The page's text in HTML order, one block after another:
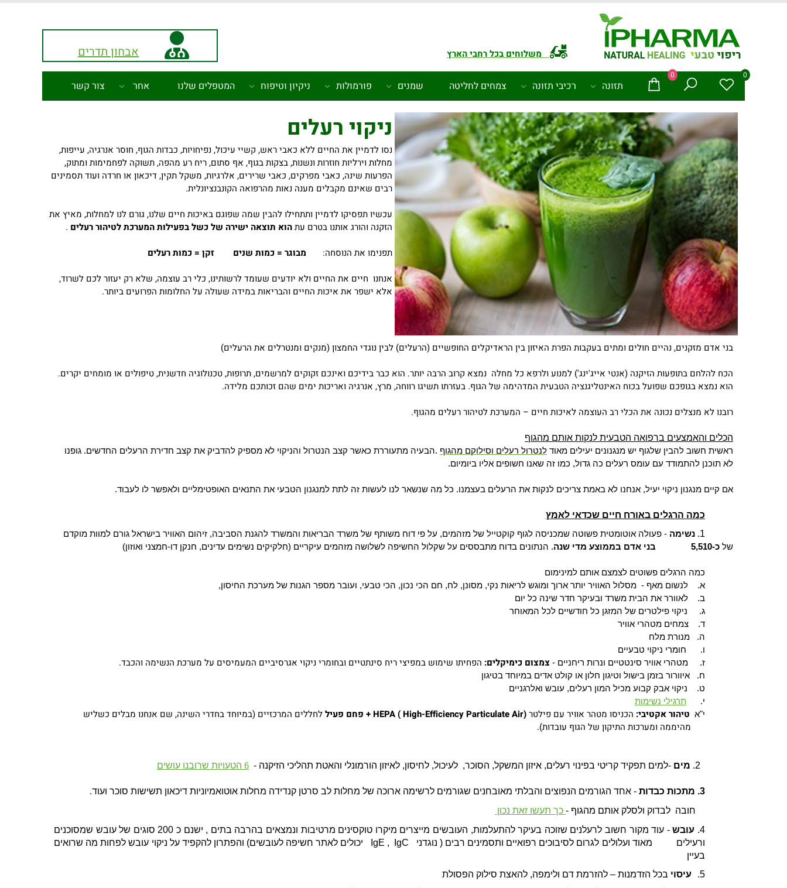
משלוחים בכל רחבי הארץ אבחון תדרים
0
0
תזונה רכיבי תזונה צמחים לחליטה שמנים פורמולות ניקיון וטיפוח המטפלים שלנו אחר צור קשר
ניקוי רעלים
נסו לדמיין את החיים ללא כאבי ראש, קשיי עיכול, נפיחויות, כבדות הגוף, חוסר אנרגיה, עייפות,
מחלות וירליות חוזרות ונשנות, בצקות בגוף, אף סתום, ריח רע מהפה, תשוקה לפחמימות ומתוק,
הפרעות שינה, כאבי מפרקים, כאבי שרירים, אלרגיות, משקל תקין, דיכאון או חרדה ועוד תסמינים
רבים שאינם מקבלים מענה נאות מהרפואה הקונבנציונלית.
עכשיו תפסיקו לדמיין ותתחילו להבין שמה שפוגם באיכות חיים שלנו, גורם לנו למחלות, מאיץ את
הזקנה והורג אותנו בטרם עתהוא תוצאה ישירה של כשל בפעילות המערכת לטיהור רעלים .
תפנימו את הנוסחה: מבוגר = כמות שנים זקן = כמות רעלים
אנחנו חיים את החיים ולא יודעים שעומד לרשותינו, כלי רב עוצמה, שלא רק יעזור לכם לשרוד,
אלא ישפר את איכות החיים והבריאות במידה שעולה על החלומות הפרועים ביותר.
בני אדם מזקנים, נהיים חולים ומתים בעקבות הפרת האיזון בין הראדיקלים החופשיים (הרעלים) לבין נוגדי החמצון (מנקים ומנטרלים את הרעלים)
הכח להלחם בתופעות הזיקנה (אנטי אייג'ינג') למנוע ולרפא כל מחלה נמצא קרוב הרבה יותר. הוא כבר בידיכם ואינכם זקוקים למרשמים, תרופות, טכנולוגיה חדשנית, טיפולים או מומחים יקרים.
הוא נמצא בגופכם שפועל בכוח האינטליגנציה הטבעית המדהימה של הגוף. בעזרתו תשיגו רווחה, מרץ, אנרגיה ואריכות ימים שהם זכותכם מלידה.
רובנו לא מנצלים נכונה את הכלי רב העוצמה לאיכות חיים – המערכת לטיהור רעלים מהגוף.
הכלים והאמצעים ברפואה הטבעית לנקות אותם מהגוף
ראשית חשוב להבין שלגוף יש מנגנונים יעילים מאוד לנטרול רעלים וסילוקם מהגוף .הבעיה מתעוררת כאשר קצב הנטרול והניקוי לא מספיק להדביק את קצב חדירת הרעלים החדשים. גופנו
לא תוכנן להתמודד עם עומס רעלים כה גדול, כמו זה שאנו חשופים אליו ביומיום.
אם קיים מנגנון ניקוי יעיל, אנחנו לא באמת צריכים לנקות את הרעלים בעצמנו. כל מה שנשאר לנו לעשות זה לתת למנגנון הטבעי את התנאים האופטימליים ולאפשר לו לעבוד.
כמה הרגלים באורח חיים שכדאי לאמץ
נשימה - פעולה אוטומטית פשוטה שמכניסה לגוף קוקטייל של מזהמים, על פי דוח משותף של משרד הבריאות והמשרד להגנת הסביבה, זיהום האוויר בישראל גורם למוות מוקדם
של כ-5,510 בני אדם בממוצע מדי שנה . הנתונים בדוח מתבססים על שקלול החשיפה לשלושה מזהמים עיקריים (חלקיקים נשימים עדינים, חנקן דו-חמצני ואוזון)
כמה הרגלים פשוטים לצמצם אותם למינימום
א.
לנשום מאף - מסלול האוויר יותר ארוך ומוגש לריאות נקי, מסונן, לח, חם הכי נכון, הכי טבעי, ועובר מספר הגנות של מערכת החיסון,
ב.
לאוורר את הבית משרד ובעיקר חדר שינה כל יום
ג.
ניקוי פילטרים של המזגן כל חודשיים לכל המאוחר
ד.
צמחים מטהרי אוויר
ה.
מנורת מלח
ו.
חומרי ניקוי טבעיים
ז.
מטהרי אוויר סינטטיים ונרות ריחניים - צמצום כימיקלים: הפחיתו שימוש במפיצי ריח סינתטיים ובחומרי ניקוי אגרסיביים המעמיסים על מערכת הנשימה והכבד.
ח.
איוורור בזמן בישול וטיגון חלון או קולט אדים במיוחד בטיגון
ט.
ניקוי אבק קבוע מכיל המון רעלים, עובש ואלרגניים
י.
תרגילי נשימות
י"א טיהור אקטיבי: הכניסו מטהר אוויר עם פילטרHEPA ( High-Efficiency Particulate Air) + פחם פעיל
לחללים המרכזיים (במיוחד בחדרי השינה, שם אנחנו מבלים כשליש
מהיממה ומערכות התיקון של הגוף עובדות).
2. מים -למים תפקיד קריטי בפינוי רעלים, איזון המשקל, הסוכר, לעיכול, לחיסון, לאיזון הורמונלי והאטת תהליכי הזיקנה -
6 הטעויות שרובנו עושים
3. מתכות כבדות
- אחד הגורמים הנפוצים והבלתי מאובחנים שגורמים לרשימה ארוכה של מחלות לב סרטן קנדידה מחלות אוטואמיוניות דיכאון תשישות סוכר ועוד.
חובה לבדוק ולסלק אותם מהגוף - כך תעשו זאת נכון
4. עובש
- עוד מקור חשוב לרעלנים שזוכה בעיקר להתעלמות, העובשים מייצרים מיקרו טוקסינים מרטיבות ונמצאים בהרבה בתים , ישנם כ 200 סוגים של עובש שמסוכנים
ורעילים מאוד ועלולים לגרום לסיבוכים רפואיים ותסמינים רבים ( נוגדני IgE , IgC יכולים לאתר חשיפה לעובשים) והפתרון להקפיד על ניקוי עובש לפחות מה שרואים
בעיין
5.
עיסוי בכל הזדמנות – להזרמת דם ולימפה, להאצת סילוק הפסולת